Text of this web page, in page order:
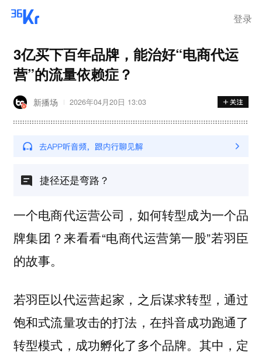
登录
3亿买下百年品牌，能治好“电商代运
营”的流量依赖症？
新播场 2026年04月20日 13:03
捷径还是弯路？
一个电商代运营公司，如何转型成为一个品
牌集团？来看看“电商代运营第一股”若羽臣
的故事。
若羽臣以代运营起家，之后谋求转型，通过
饱和式流量攻击的打法，在抖音成功跑通了
转型模式，成功孵化了多个品牌。其中，定